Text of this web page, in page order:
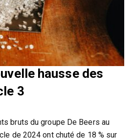
hausse des
3
bruts du groupe De Beers au
de 2024 ont chuté de 18 % sur